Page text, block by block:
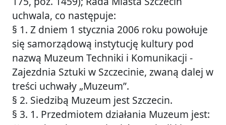
uchwala, co następuje:
§ 1. Z dniem 1 stycznia 2006 roku powołuje
się samorządową instytucję kultury pod
nazwą Muzeum Techniki i Komunikacji -
Zajezdnia Sztuki w Szczecinie, zwaną dalej w
treści uchwały „Muzeum”.
§ 2. Siedzibą Muzeum jest Szczecin.
§ 3. 1. Przedmiotem działania Muzeum jest: